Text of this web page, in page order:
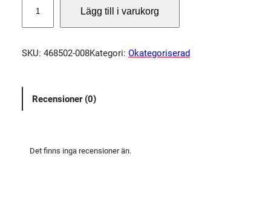
n
a
t
Lägg till i varukorg
SKU: 468502-008Kategori: Okategoriserad
Recensioner (0)
Det finns inga recensioner än.